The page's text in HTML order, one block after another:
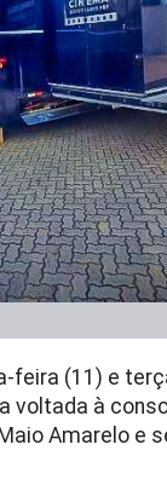
(11) e
voltada à
Maio Amarelo e